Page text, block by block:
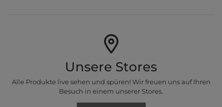
Unsere Stores
Alle Produkte live sehen und spüren! Wir freuen uns auf Ihren
Besuch in einem unserer Stores.